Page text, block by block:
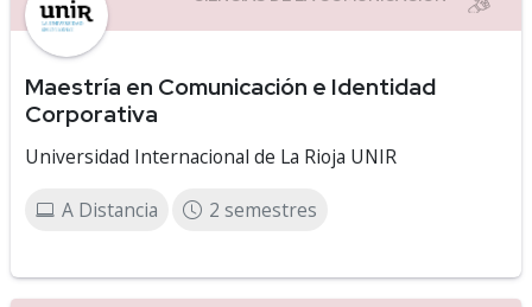
Maestría en Comunicación e Identidad
Corporativa
Universidad Internacional de La Rioja UNIR
A Distancia 2 semestres